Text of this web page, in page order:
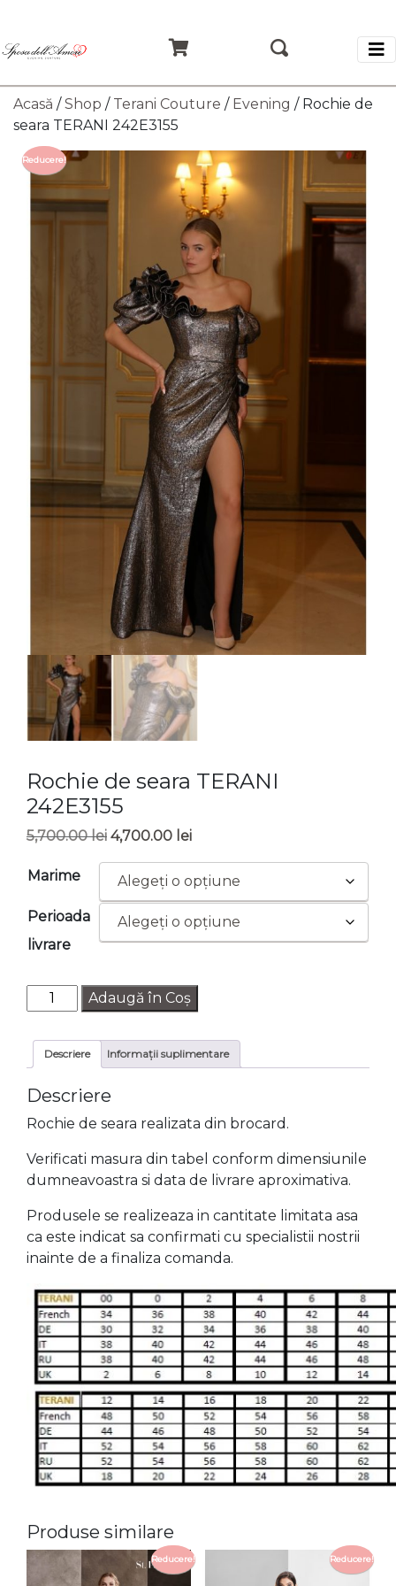
Acasă /Shop / Terani Couture / Evening / Rochie de
seara TERANI 242E3155
Reducere!
Rochie de seara TERANI
242E3155
5,700.00lei Prețul
fost:
5,700.00 lei.
4,700.00 leiPrețul
este:
4,700.00 lei.
Marime
Perioada
livrare
Cantitate
Rochie
de
seara
242E3155
Adaugă în Coș
Descriere Informații suplimentare
Descriere
Rochie de seara realizata din brocard.
Verificati masura din tabel conform dimensiunile
dumneavoastra si data de livrare aproximativa.
Produsele se realizeaza in cantitate limitata asa
ca este indicat sa confirmati cu specialistii nostrii
inainte de a finaliza comanda.
Produse similare
Reducere! Reducere!